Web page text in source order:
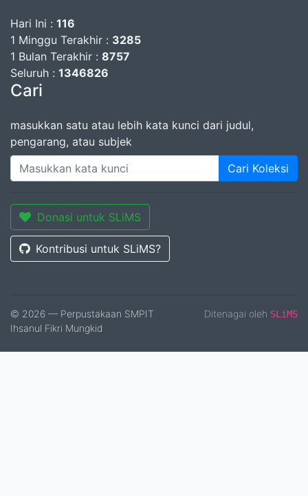
Hari Ini : 116
1 Minggu Terakhir : 3285
1 Bulan Terakhir : 8757
Seluruh : 1346826
Cari
masukkan satu atau lebih kata kunci dari judul,
pengarang, atau subjek
Cari Koleksi
Donasi untuk SLiMS
Kontribusi untuk SLiMS?
© 2026 — Perpustakaan SMPIT
Ihsanul Fikri Mungkid
Ditenagai oleh SLiMS